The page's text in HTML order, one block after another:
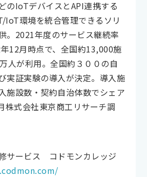
のIoTデバイスとAPI連携する
IoT環境を統合管理できるソリ
。2021年度のサービス継続率
12月時点で、全国約13,000施
人が利用。全国約３００の自
実証実験の導入が決定。導入施
施設数・契約自治体数でシェア
式会社東京商工リサーチ調
サービス コドモンカレッジ